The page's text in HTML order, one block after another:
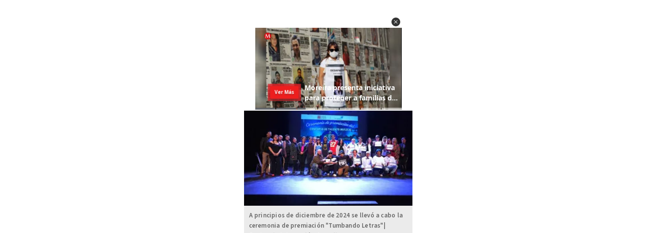
A principios de diciembre de 2024 se llevó a cabo la
ceremonia de premiación "Tumbando Letras"|